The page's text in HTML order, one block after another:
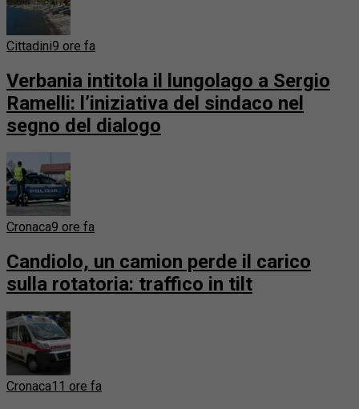
Cittadini9 ore fa
Verbania intitola il lungolago a Sergio
Ramelli: l’iniziativa del sindaco nel
segno del dialogo
Cronaca9 ore fa
Candiolo, un camion perde il carico
sulla rotatoria: traffico in tilt
Cronaca11 ore fa